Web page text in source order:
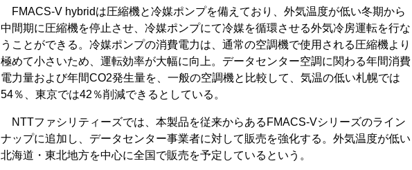
FMACS-V hybridは圧縮機と冷媒ポンプを備えており、外気温度が低い冬期から
中間期に圧縮機を停止させ、冷媒ポンプにて冷媒を循環させる外気冷房運転を行な
うことができる。冷媒ポンプの消費電力は、通常の空調機で使用される圧縮機より
極めて小さいため、運転効率が大幅に向上。データセンター空調に関わる年間消費
電力量および年間CO2発生量を、一般の空調機と比較して、気温の低い札幌では
54％、東京では42％削減できるとしている。
NTTファシリティーズでは、本製品を従来からあるFMACS-Vシリーズのライン
ナップに追加し、データセンター事業者に対して販売を強化する。外気温度が低い
北海道・東北地方を中心に全国で販売を予定しているという。